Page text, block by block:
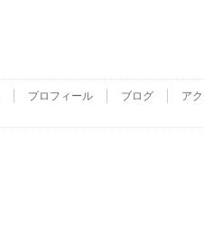
プロフィール ブログ ア